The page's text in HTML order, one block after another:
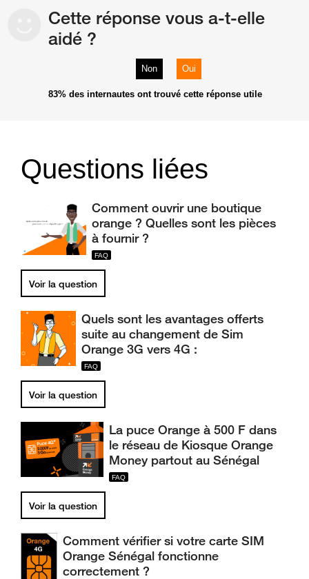
Cette réponse vous a-t-elle
aidé ?
Non Oui
83% des internautes ont trouvé cette réponse utile
Questions liées
Comment ouvrir une boutique
orange ? Quelles sont les pièces
à fournir ?
Voir la question
Quels sont les avantages offerts
suite au changement de Sim
Orange 3G vers 4G :
Voir la question
La puce Orange à 500 F dans
le réseau de Kiosque Orange
Money partout au Sénégal
Voir la question
Comment vérifier si votre carte SIM
Orange Sénégal fonctionne
correctement ?